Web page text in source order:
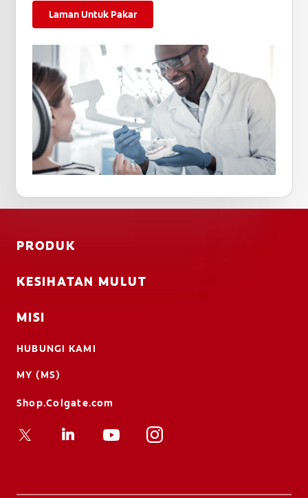
Laman Untuk Pakar
PRODUK
KESIHATAN MULUT
MISI
HUBUNGI KAMI
MY (MS)
Shop.Colgate.com